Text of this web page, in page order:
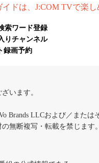
イドは、J:COM TVで楽
索ワード登録
りチャンネル
録画予約
います。
Brands LLCおよび／また
無断複写・転載を禁じます。